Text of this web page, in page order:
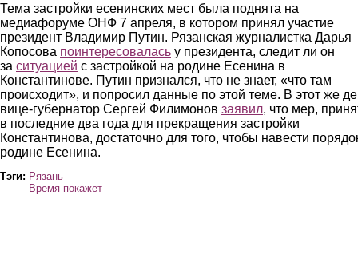
Тема застройки есенинских мест была поднята на
медиафоруме ОНФ 7 апреля, в котором принял участие
президент Владимир Путин. Рязанская журналистка Дарья
Копосова поинтересовалась у президента, следит ли он
за ситуацией с застройкой на родине Есенина в
Константинове. Путин признался, что не знает, «что там
происходит», и попросил данные по этой теме. В этот же
вице-губернатор Сергей Филимонов заявил, что мер,
в последние два года для прекращения застройки
Константинова, достаточно для того, чтобы навести
родине Есенина.
Тэги: Рязань
Время покажет